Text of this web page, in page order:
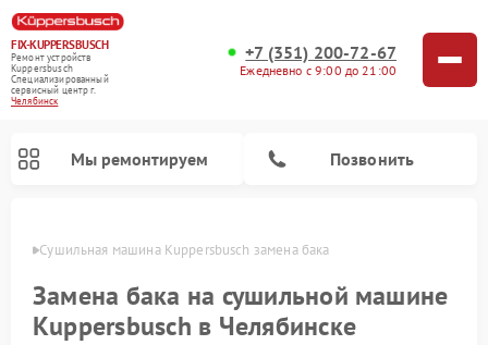
FIX-KUPPERSBUSCH
Ремонт устройств
Kuppersbusch
Специализированный
cервисный центр г.
Челябинск
+7 (351) 200-72-67
Ежедневно с 9:00 до 21:00
Мы ремонтируем Позвонить
Сушильная машина Kuppersbusch замена бака
Замена бака на сушильной машине
Kuppersbusch в Челябинске